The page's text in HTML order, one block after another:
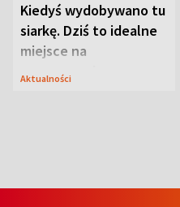
Kiedyś wydobywano tu
siarkę. Dziś to idealne
miejsce na
wypoczynek
Aktualności